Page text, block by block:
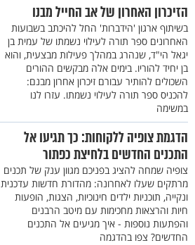
הזיכרון האחרון של אב החייל מבנו
בשיתוף ארגון 'הידברות' החל להיכתב בשבועות
האחרונים ספר תורה לעילוי נשמתו של עמית בן
יגאל הי"ד, שנהרג במהלך פעילות מבצעית, והוא
בן יחיד להוריו. בימים אלה מבקשים ההורים
השכולים להותיר עבורם זיכרון אחרון מבנם:
להכניס ספר תורה לעילוי נשמתו. עזרו לנו
במשימה
הדגמת צופיה ללקוחות: כך תגיעו אל
התכנים החדשים בלחיצת כפתור
צופיה שמחה להציג בפניכם מגוון ענק של תכנים
מרתקים שעלו לאחרונה: מהדורת חדשות עדכנית
ונקייה, תוכניות ילדים חינוכיות, הצגות, הופעות
חיות והרצאות מחכימות עם מיטב הרבנים
והפתעות נוספות - איך מגיעים אל התכנים
החדשים? צפו בהדגמה